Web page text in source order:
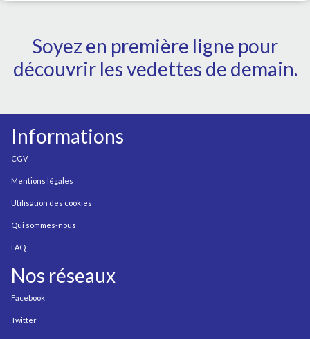
Soyez en première ligne pour
découvrir les vedettes de demain.
Informations
CGV
Mentions légales
Utilisation des cookies
Qui sommes-nous
FAQ
Nos réseaux
Facebook
Twitter